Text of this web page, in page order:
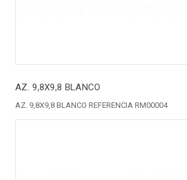
AZ. 9,8X9,8 BLANCO
AZ. 9,8X9,8 BLANCO REFERENCIA RM00004